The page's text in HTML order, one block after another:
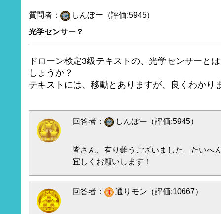
質問者：
しんぼー（評価:5945）
光学センサー？
ドローン検定3級テキストの、光学センサーと
しょうか？
テキストには、移動とありますが、良くわか
回答者： しんぼー（評価:5945）
皆さん、有り難うございました。たいへ
宜しくお願いします！
回答者： 通りモン（評価:10667）